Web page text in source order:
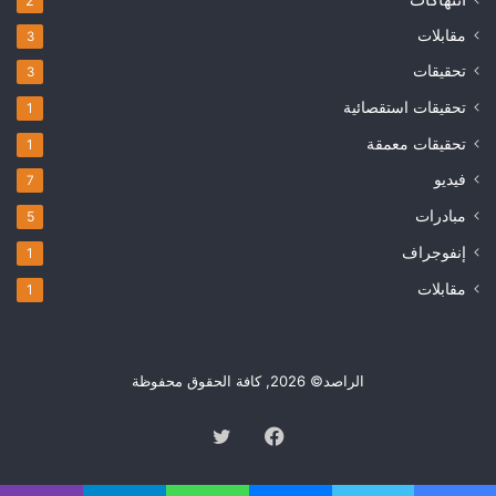
مقابلات 3
تحقيقات 3
تحقيقات استقصائية 1
تحقيقات معمقة 1
فيديو 7
مبادرات 5
إنفوجراف 1
مقابلات 1
الراصد© 2026, كافة الحقوق محفوظة